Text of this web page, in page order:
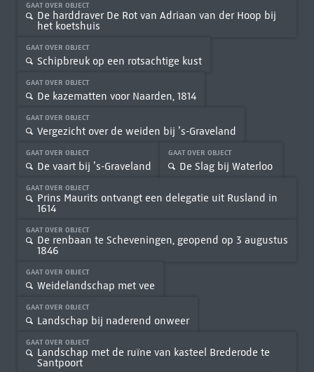
GAAT OVER OBJECT
De harddraver De Rot van Adriaan van der Hoop bij
het koetshuis
GAAT OVER OBJECT
Schipbreuk op een rotsachtige kust
GAAT OVER OBJECT
De kazematten voor Naarden, 1814
GAAT OVER OBJECT
Vergezicht over de weiden bij ’s-Graveland
GAAT OVER OBJECT
De vaart bij ’s-Graveland
GAAT OVER OBJECT
De Slag bij Waterloo
GAAT OVER OBJECT
Prins Maurits ontvangt een delegatie uit Rusland in
1614
GAAT OVER OBJECT
De renbaan te Scheveningen, geopend op 3 augustus
1846
GAAT OVER OBJECT
Weidelandschap met vee
GAAT OVER OBJECT
Landschap bij naderend onweer
GAAT OVER OBJECT
Landschap met de ruïne van kasteel Brederode te
Santpoort